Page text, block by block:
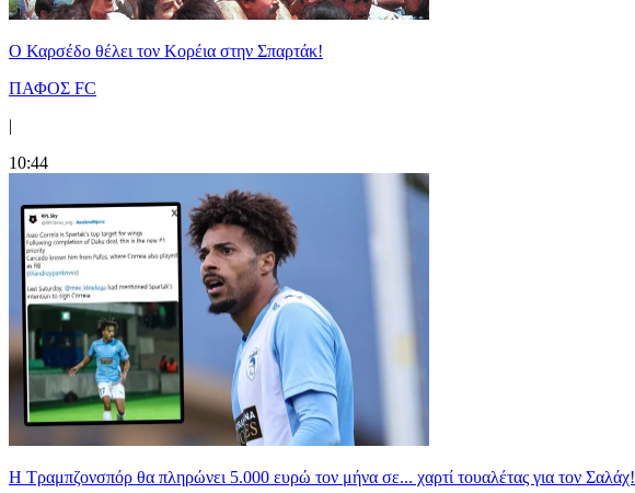
Ο Καρσέδο θέλει τον Κορέια στην Σπαρτάκ!
ΠΑΦΟΣ FC
|
10:44
Η Τραμπζονσπόρ θα πληρώνει 5.000 ευρώ τον μήνα σε... χαρτί τουαλέτας για τον Σαλάχ!